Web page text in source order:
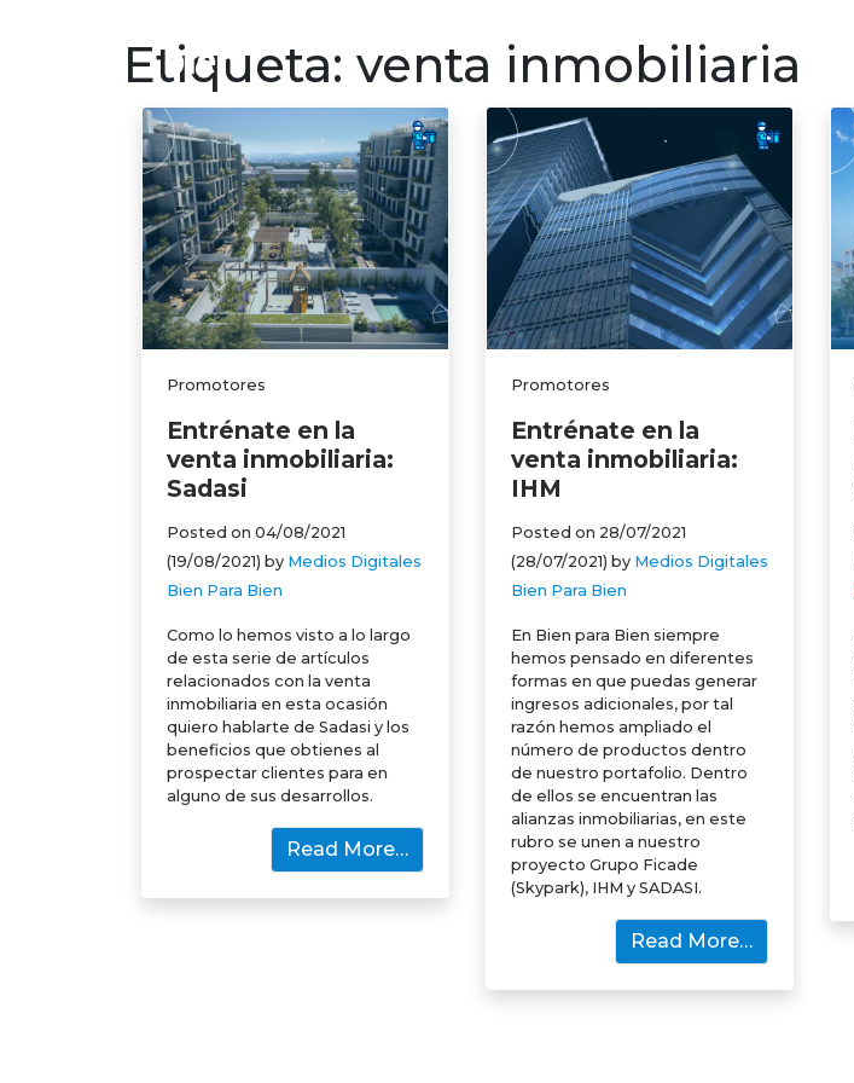
Etiqueta: venta inmobiliaria
Promotores
Entrénate en la
venta inmobiliaria:
Sadasi
Posted on 04/08/2021
(19/08/2021) by Medios Digitales
Bien Para Bien
Como lo hemos visto a lo largo
de esta serie de artículos
relacionados con la venta
inmobiliaria en esta ocasión
quiero hablarte de Sadasi y los
beneficios que obtienes al
prospectar clientes para en
alguno de sus desarrollos.
Read More…
Promotores
Entrénate en la
venta inmobiliaria:
IHM
Posted on 28/07/2021
(28/07/2021) byMedios Digitales
Bien Para Bien
En Bien para Bien siempre
hemos pensado en diferentes
formas en que puedas generar
ingresos adicionales, por tal
razón hemos ampliado el
número de productos dentro
de nuestro portafolio. Dentro
de ellos se encuentran las
alianzas inmobiliarias, en este
rubro se unen a nuestro
proyecto Grupo Ficade
(Skypark), IHM y SADASI.
Read More…